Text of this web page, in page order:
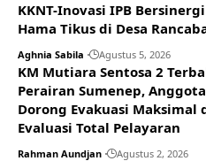
KKNT-Inovasi IPB
Hama Tikus di Desa
Aghnia Sabila Agustus 5, 2026
KM Mutiara Sentosa 2
Perairan Sumenep, Anggota
Dorong Evakuasi Maksimal
Evaluasi Total Pelayaran
Rahman Aundjan Agustus 2, 2026